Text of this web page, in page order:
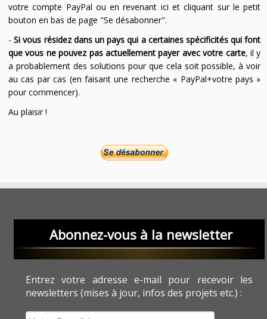
votre compte PayPal ou en revenant ici et cliquant sur le petit
bouton en bas de page "Se désabonner".
-Si vous résidez dans un pays qui a certaines spécificités qui font
que vous ne pouvez pas actuellement payer avec votre carte, il y
a probablement des solutions pour que cela soit possible, à voir
au cas par cas (en faisant une recherche « PayPal+votre pays »
pour commencer).
Au plaisir !
Abonnez-vous à la newsletter
Entrez votre adresse e-mail pour recevoir les
newsletters (mises à jour, infos des projets etc.) :